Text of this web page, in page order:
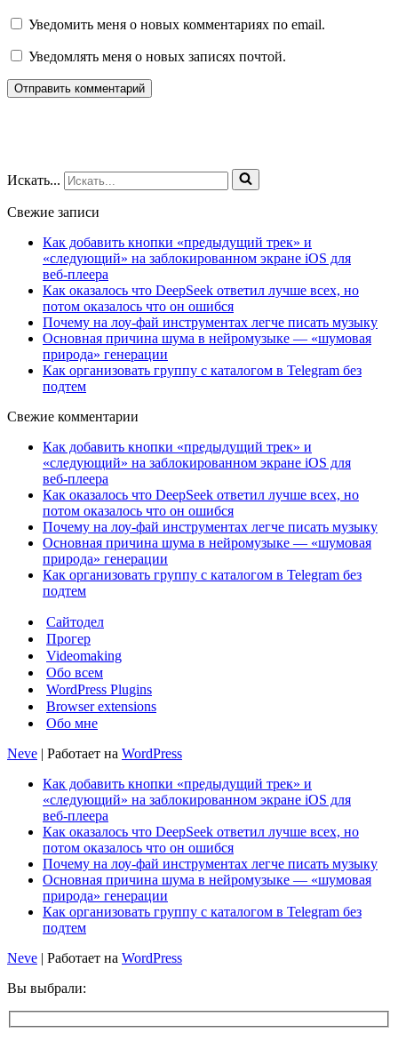
Уведомить меня о новых комментариях по email.
Уведомлять меня о новых записях почтой.
Искать...
Свежие записи
Как добавить кнопки «предыдущий трек» и
«следующий» на заблокированном экране iOS для
веб‑плеера
Как оказалось что DeepSeek ответил лучше всех, но
потом оказалось что он ошибся
Почему на лоу-фай инструментах легче писать музыку
Основная причина шума в нейромузыке — «шумовая
природа» генерации
Как организовать группу с каталогом в Telegram без
подтем
Свежие комментарии
Как добавить кнопки «предыдущий трек» и
«следующий» на заблокированном экране iOS для
веб‑плеера
Как оказалось что DeepSeek ответил лучше всех, но
потом оказалось что он ошибся
Почему на лоу-фай инструментах легче писать музыку
Основная причина шума в нейромузыке — «шумовая
природа» генерации
Как организовать группу с каталогом в Telegram без
подтем
Сайтодел
Прогер
Videomaking
Обо всем
WordPress Plugins
Browser extensions
Обо мне
Neve | Работает на WordPress
Как добавить кнопки «предыдущий трек» и
«следующий» на заблокированном экране iOS для
веб‑плеера
Как оказалось что DeepSeek ответил лучше всех, но
потом оказалось что он ошибся
Почему на лоу-фай инструментах легче писать музыку
Основная причина шума в нейромузыке — «шумовая
природа» генерации
Как организовать группу с каталогом в Telegram без
подтем
Neve | Работает на WordPress
Вы выбрали: